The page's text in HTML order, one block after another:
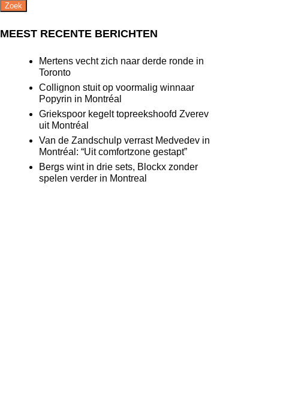
Zoek
MEEST RECENTE BERICHTEN
Mertens vecht zich naar derde ronde in
Toronto
Collignon stuit op voormalig winnaar
Popyrin in Montréal
Griekspoor kegelt topreekshoofd Zverev
uit Montréal
Van de Zandschulp verrast Medvedev in
Montréal: “Uit comfortzone gestapt”
Bergs wint in drie sets, Blockx zonder
spelen verder in Montreal